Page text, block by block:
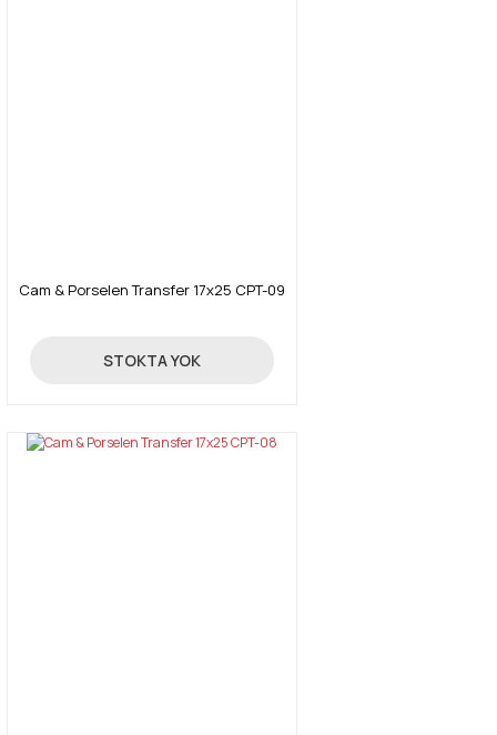
Cam & Porselen Transfer 17x25 CPT-09
4,26 TL
STOKTA YOK